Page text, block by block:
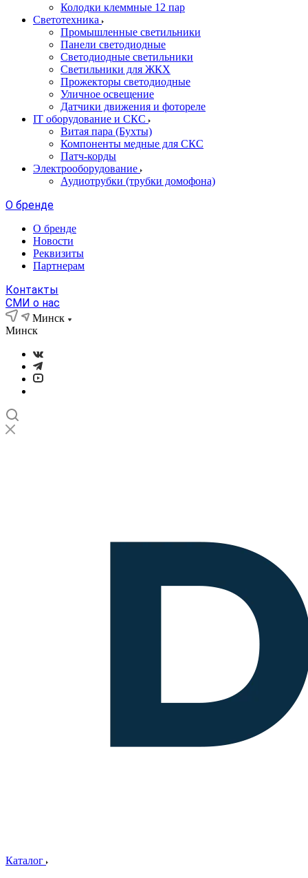
Колодки клеммные 12 пар
Светотехника
Промышленные светильники
Панели светодиодные
Светодиодные светильники
Светильники для ЖКХ
Прожекторы светодиодные
Уличное освещение
Датчики движения и фотореле
IT оборудование и СКС
Витая пара (Бухты)
Компоненты медные для СКС
Патч-корды
Электрооборудование
Аудиотрубки (трубки домофона)
О бренде
О бренде
Новости
Реквизиты
Партнерам
Контакты
СМИ о нас
Минск
Минск
Каталог